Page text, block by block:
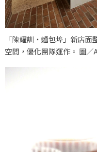
「陳耀訓・麵包埠」新店
空間，優化團隊運作。 圖